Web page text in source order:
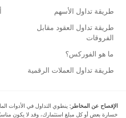
طريقة تداول الأسهم
طريقة تداول العقود مقابل
الفروقات
ما هو الفوركس؟
طريقة تداول العملات الرقمية
الإفصاح عن المخاطر: ينطوي التداول في الأدوات
خسارة بعض أو كل مبلغ استثمارك، وقد لا يكون